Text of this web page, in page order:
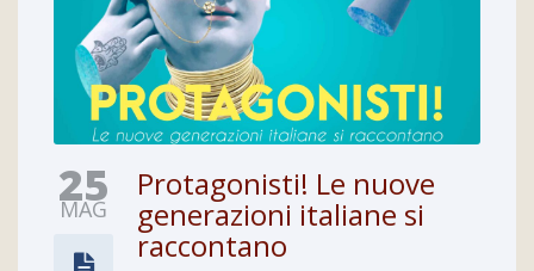
25
MAG
Protagonisti! Le nuove
generazioni italiane si
raccontano